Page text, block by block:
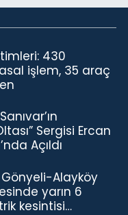
430
işlem, 35 araç
Sergisi Ercan
Açıldı
Gönyeli-Alayköy
yarın 6
kesintisi…